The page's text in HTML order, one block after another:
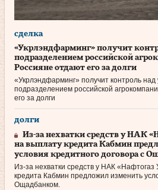
сделка
«Укрлэндфарминг» получит
подразделением российской
Россияне отдают его за долги
«Укрлэндфарминг» получит контроль над
подразделением российской
его за долги
долги
Из-за нехватки средств у НАК
на выплату кредита Кабмин
условия кредитного договора с
Из-за нехватки средств у НАК «Нафтогаз
кредита Кабмин предложил изменить
Ощадбанком.